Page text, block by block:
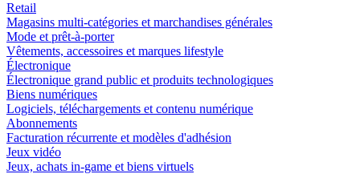
Retail
Magasins multi-catégories et marchandises générales
Mode et prêt-à-porter
Vêtements, accessoires et marques lifestyle
Électronique
Électronique grand public et produits technologiques
Biens numériques
Logiciels, téléchargements et contenu numérique
Abonnements
Facturation récurrente et modèles d'adhésion
Jeux vidéo
Jeux, achats in-game et biens virtuels